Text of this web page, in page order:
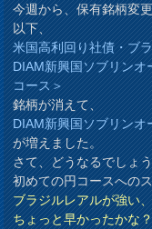
今週から、保有銘柄変
以下、
米国高利回り社債・ブ
DIAM新興国ソブリン
コース＞
銘柄が消えて、
DIAM新興国ソブリン
が増えました。
さて、どうなるでしょ
初めての円コースへの
ブラジルレアルが強い
ちょっと早かったかな